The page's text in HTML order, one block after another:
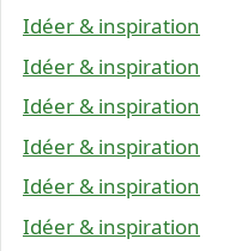
Idéer & inspiration
Idéer & inspiration
Idéer & inspiration
Idéer & inspiration
Idéer & inspiration
Idéer & inspiration